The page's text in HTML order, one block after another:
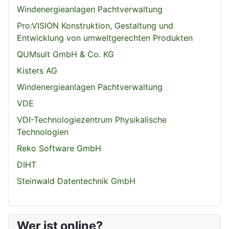
Windenergieanlagen Pachtverwaltung
Pro:VISION Konstruktion, Gestaltung und
Entwicklung von umweltgerechten Produkten
QUMsult GmbH & Co. KG
Kisters AG
Windenergieanlagen Pachtverwaltung
VDE
VDI-Technologiezentrum Physikalische
Technologien
Reko Software GmbH
DIHT
Steinwald Datentechnik GmbH
Wer ist online?